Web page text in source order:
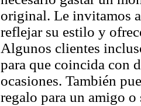
original. Le invitamos
reflejar su estilo y
Algunos clientes
para que coincida con
ocasiones. También
regalo para un amigo o